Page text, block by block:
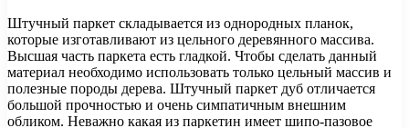
Штучный паркет складывается из однородных планок,
которые изготавливают из цельного деревянного массива.
Высшая часть паркета есть гладкой. Чтобы сделать данный
материал необходимо использовать только цельный массив и
полезные породы дерева. Штучный паркет дуб отличается
большой прочностью и очень симпатичным внешним
обликом. Неважно какая из паркетин имеет шипо-пазовое